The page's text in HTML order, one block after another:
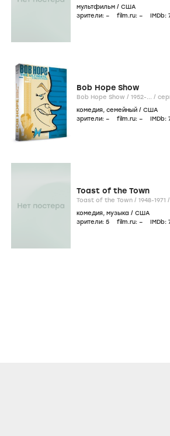
мультфильм / США
зрители: – film.ru: – IMDb:
Bob Hope Show
Bob Hope Show / 1952-... /
комедия, семейный / США
зрители: – film.ru: – IMDb:
Toast of the Town
Toast of the Town / 1948-1971 /
комедия, музыка / США
зрители: 5 film.ru: – IMDb: